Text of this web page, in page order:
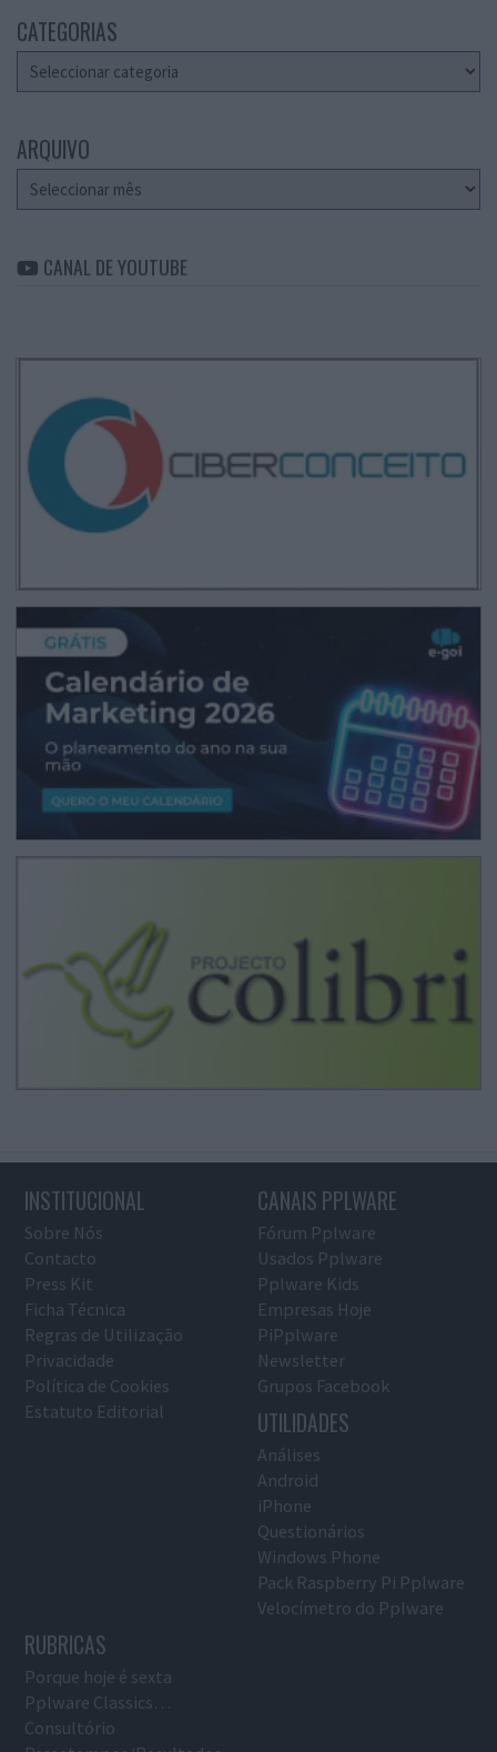
CATEGORIAS
Categorias
ARQUIVO
Arquivo
CANAL DE YOUTUBE
INSTITUCIONAL
Sobre Nós
Contacto
Press Kit
Ficha Técnica
Regras de Utilização
Privacidade
Política de Cookies
Estatuto Editorial
CANAIS PPLWARE
Fórum Pplware
Usados Pplware
Pplware Kids
Empresas Hoje
PiPplware
Newsletter
Grupos Facebook
UTILIDADES
Análises
Android
iPhone
Questionários
Windows Phone
Pack Raspberry Pi Pplware
Velocímetro do Pplware
RUBRICAS
Porque hoje é sexta
Pplware Classics…
Consultório